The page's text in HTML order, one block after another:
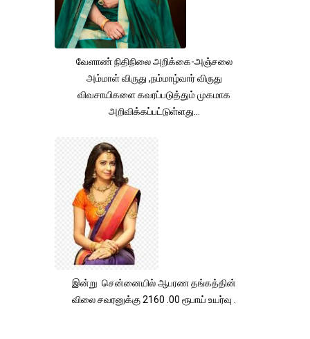
வேளாண் நிதிநிலை அறிக்கை-அஞ்சலை
அம்மாள் விருது ,நம்மாழ்வார் விருது
விவசாயிகளை கவரப்படுத்தும் முகமாக
அறிவிக்கப்பட்டுள்ளது...
இன்று சென்னையில் ஆபரண தங்கத்தின்
விலை சவரனுக்கு 2160 .00 ரூபாய் உயர்வு .